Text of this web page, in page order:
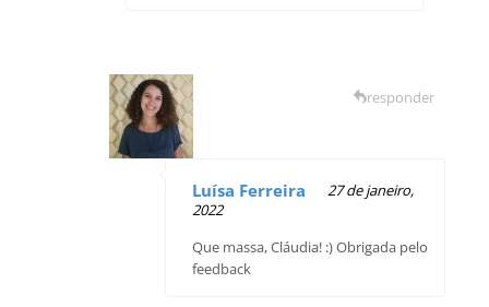
Luísa Ferreira
27 de janeiro,
2022
Que massa, Cláudia! :) Obrigada pelo
feedback
responder